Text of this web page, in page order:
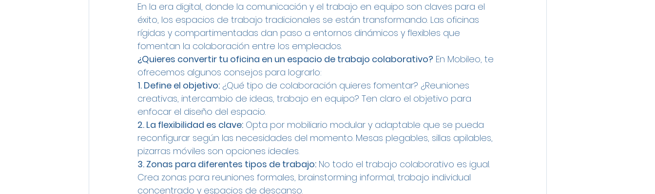
En la era digital, donde la comunicación y el trabajo en equipo son claves para el
éxito, los espacios de trabajo tradicionales se están transformando. Las oficinas
rígidas y compartimentadas dan paso a entornos dinámicos y flexibles que
fomentan la colaboración entre los empleados.
¿Quieres convertir tu oficina en un espacio de trabajo colaborativo? En Mobileo, te
ofrecemos algunos consejos para lograrlo:
1. Define el objetivo: ¿Qué tipo de colaboración quieres fomentar? ¿Reuniones
creativas, intercambio de ideas, trabajo en equipo? Ten claro el objetivo para
enfocar el diseño del espacio.
2. La flexibilidad es clave: Opta por mobiliario modular y adaptable que se pueda
reconfigurar según las necesidades del momento. Mesas plegables, sillas apilables,
pizarras móviles son opciones ideales.
3. Zonas para diferentes tipos de trabajo: No todo el trabajo colaborativo es igual.
Crea zonas para reuniones formales, brainstorming informal, trabajo individual
concentrado y espacios de descanso.